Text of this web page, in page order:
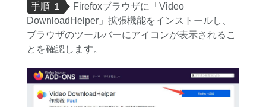
手順 １
Firefoxブラウザに「Video
DownloadHelper」拡張機能をインストールし、
ブラウザのツールバーにアイコンが表示されるこ
とを確認します。